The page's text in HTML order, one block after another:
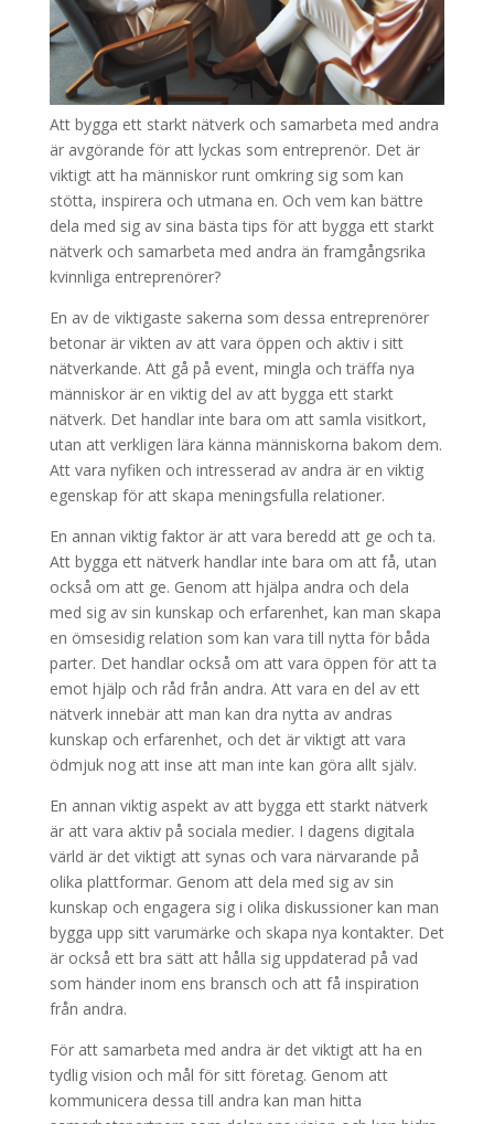
Att bygga ett starkt nätverk och samarbeta med andra
är avgörande för att lyckas som entreprenör. Det är
viktigt att ha människor runt omkring sig som kan
stötta, inspirera och utmana en. Och vem kan bättre
dela med sig av sina bästa tips för att bygga ett starkt
nätverk och samarbeta med andra än framgångsrika
kvinnliga entreprenörer?
En av de viktigaste sakerna som dessa entreprenörer
betonar är vikten av att vara öppen och aktiv i sitt
nätverkande. Att gå på event, mingla och träffa nya
människor är en viktig del av att bygga ett starkt
nätverk. Det handlar inte bara om att samla visitkort,
utan att verkligen lära känna människorna bakom dem.
Att vara nyfiken och intresserad av andra är en viktig
egenskap för att skapa meningsfulla relationer.
En annan viktig faktor är att vara beredd att ge och ta.
Att bygga ett nätverk handlar inte bara om att få, utan
också om att ge. Genom att hjälpa andra och dela
med sig av sin kunskap och erfarenhet, kan man skapa
en ömsesidig relation som kan vara till nytta för båda
parter. Det handlar också om att vara öppen för att ta
emot hjälp och råd från andra. Att vara en del av ett
nätverk innebär att man kan dra nytta av andras
kunskap och erfarenhet, och det är viktigt att vara
ödmjuk nog att inse att man inte kan göra allt själv.
En annan viktig aspekt av att bygga ett starkt nätverk
är att vara aktiv på sociala medier. I dagens digitala
värld är det viktigt att synas och vara närvarande på
olika plattformar. Genom att dela med sig av sin
kunskap och engagera sig i olika diskussioner kan man
bygga upp sitt varumärke och skapa nya kontakter. Det
är också ett bra sätt att hålla sig uppdaterad på vad
som händer inom ens bransch och att få inspiration
från andra.
För att samarbeta med andra är det viktigt att ha en
tydlig vision och mål för sitt företag. Genom att
kommunicera dessa till andra kan man hitta